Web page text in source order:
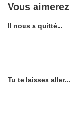
Vous
Il nous a quitté...
Tu te laisses aller...